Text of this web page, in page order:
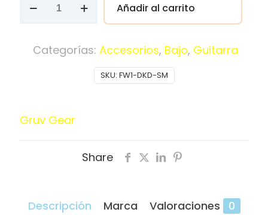
Negro
Añadir al carrito
SKU: FW1-DKD-SM
Categorías: Accesorios, Bajo, Guitarra
Gruv Gear
Share
Descripción Marca Valoraciones 0